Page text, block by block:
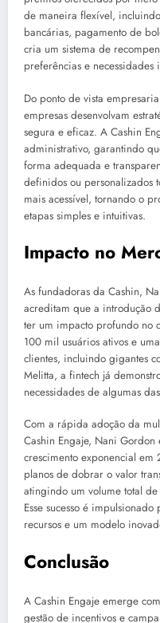
de maneira flexível,
bancárias, pagamento de
cria um sistema de
preferências e necessidades
Do ponto de vista
empresas desenvolvam
segura e eficaz. A Cashin
administrativo, garantindo
forma adequada e
definidos ou personalizados
mais acessível, tornando o
etapas simples e intuitivas.
Impacto no
As fundadoras da Cashin,
acreditam que a introdução
ter um impacto profundo no
100 mil usuários ativos e
clientes, incluindo gigantes
Melitta, a fintech já
necessidades de algumas
Com a rápida adoção da
Cashin Engaje, Nani Gordon
crescimento exponencial
planos de dobrar o valor
atingindo um volume total
Esse sucesso é
recursos e um modelo
Conclusão
A Cashin Engaje emerge
gestão de incentivos e